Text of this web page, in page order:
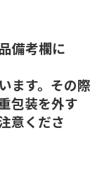
備考欄に
ます。その際
包装を外す
意くださ